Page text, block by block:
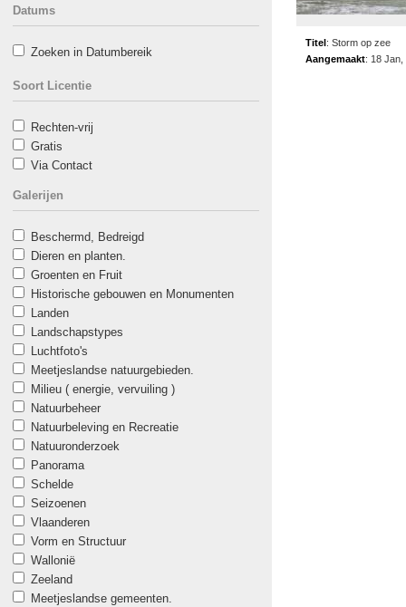
Datums
Zoeken in Datumbereik
Soort Licentie
Rechten-vrij
Gratis
Via Contact
Galerijen
Beschermd, Bedreigd
Dieren en planten.
Groenten en Fruit
Historische gebouwen en Monumenten
Landen
Landschapstypes
Luchtfoto's
Meetjeslandse natuurgebieden.
Milieu ( energie, vervuiling )
Natuurbeheer
Natuurbeleving en Recreatie
Natuuronderzoek
Panorama
Schelde
Seizoenen
Vlaanderen
Vorm en Structuur
Wallonië
Zeeland
Meetjeslandse gemeenten.
Titel: Storm op zee
Aangemaakt: 18 Jan,